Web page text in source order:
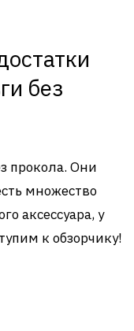
без
прокола. Они
множество
аксессуара, у
к обзорчику!